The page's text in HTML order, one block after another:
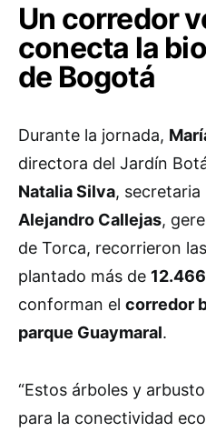
Un corredor
conecta la
de Bogotá
Durante la jornada,
directora del Jardín
Natalia Silva, secretaria
Alejandro Callejas,
de Torca, recorrieron
plantado más de
conforman el corredor
parque Guaymaral.
“Estos árboles y
para la conectividad